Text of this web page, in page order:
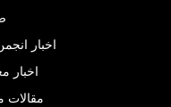
صفحه
اخبار انجمن
اخبار
مقالات